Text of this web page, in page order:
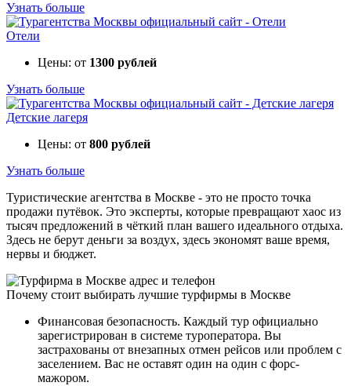
Узнать больше
Отели
Цены: от 1300 рублей
Узнать больше
Детские лагеря
Цены: от 800 рублей
Узнать больше
Туристические агентства в Москве - это не просто точка
продажи путёвок. Это эксперты, которые превращают хаос из
тысяч предложений в чёткий план вашего идеального отдыха.
Здесь не берут деньги за воздух, здесь экономят ваше время,
нервы и бюджет.
Почему стоит выбирать лучшие турфирмы в Москве
Финансовая безопасность. Каждый тур официально
зарегистрирован в системе туроператора. Вы
застрахованы от внезапных отмен рейсов или проблем с
заселением. Вас не оставят один на один с форс-
мажором.